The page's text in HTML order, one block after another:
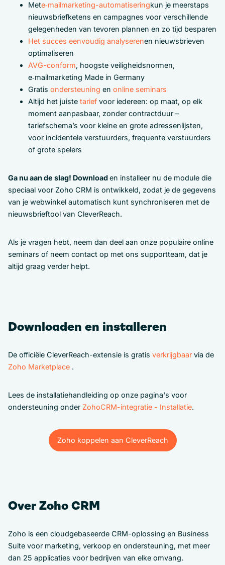
Mete‑mailmarketing-automatiseringkun je meerstaps
nieuwsbriefketens en campagnes voor verschillende
gelegenheden van tevoren plannen en zo tijd besparen
Het succes eenvoudig analyserenen nieuwsbrieven
optimaliseren
AVG-conform, hoogste veiligheidsnormen,
e‑mailmarketing Made in Germany
Gratis ondersteuning en online seminars
Altijd het juiste tarief voor iedereen: op maat, op elk
moment aanpasbaar, zonder contractduur –
tariefschema’s voor kleine en grote adressenlijsten,
voor incidentele verstuurders, frequente verstuurders
of grote spelers
Ga nu aan de slag! Downloaden installeer nu de module die
speciaal voor Zoho CRM is ontwikkeld, zodat je de gegevens
van je webwinkel automatisch kunt synchroniseren met de
nieuwsbrieftool van CleverReach.
Als je vragen hebt, neem dan deel aan onze populaire online
seminars of neem contact op met ons supportteam, dat je
altijd graag verder helpt.
Downloaden en installeren
De officiële CleverReach-extensie is gratis verkrijgbaar via de
Zoho Marketplace .
Lees de installatiehandleiding op onze pagina's voor
ondersteuning onder ZohoCRM-integratie - Installatie.
Zoho koppelen aan CleverReach
Zoho koppelen aan CleverReach
Over Zoho CRM
Zoho is een cloudgebaseerde CRM-oplossing en Business
Suite voor marketing, verkoop en ondersteuning, met meer
dan 25 applicaties voor bedrijven van elke omvang.